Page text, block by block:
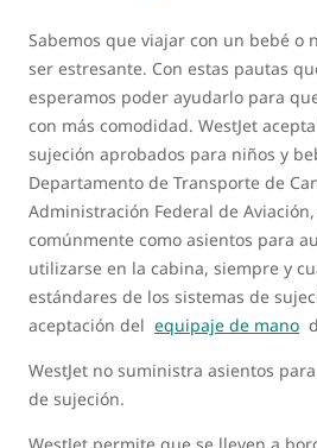
Sabemos que viajar con un bebé o
ser estresante. Con estas pautas
esperamos poder ayudarlo para
con más comodidad. WestJet
sujeción aprobados para niños y
Departamento de Transporte de
Administración Federal de
comúnmente como asientos para
utilizarse en la cabina, siempre y
estándares de los sistemas de
aceptación del equipaje de mano
WestJet no suministra asientos
de sujeción.